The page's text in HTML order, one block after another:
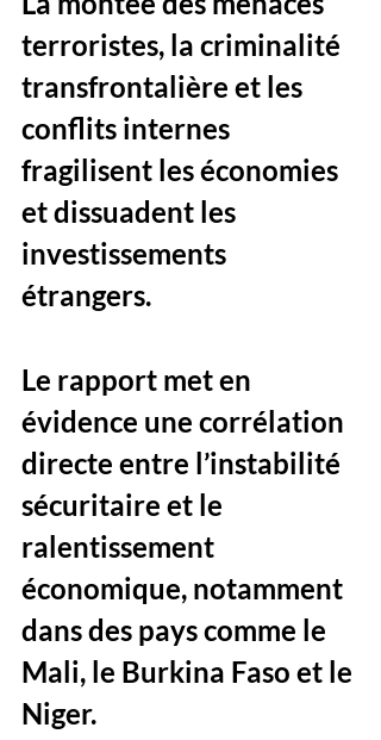
terroristes, la criminalité
transfrontalière et les
conflits internes
fragilisent les économies
et dissuadent les
investissements
étrangers.
Le rapport met en
évidence une corrélation
directe entre l’instabilité
sécuritaire et le
ralentissement
économique, notamment
dans des pays comme le
Mali, le Burkina Faso et le
Niger.